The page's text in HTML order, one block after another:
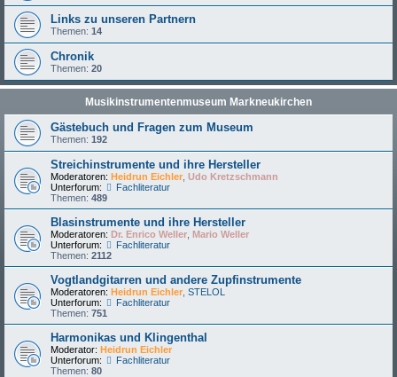
Links zu unseren Partnern
Themen: 14
Chronik
Themen: 20
Musikinstrumentenmuseum Markneukirchen
Gästebuch und Fragen zum Museum
Themen: 192
Streichinstrumente und ihre Hersteller
Moderatoren: Heidrun Eichler Udo Kretzschmann
Unterforum:
Fachliteratur
Themen: 489
Blasinstrumente und ihre Hersteller
Moderatoren: Dr. Enrico Weller Mario Weller
Unterforum:
Fachliteratur
Themen: 2112
Vogtlandgitarren und andere Zupfinstrumente
Moderatoren: Heidrun Eichler STELOL
Unterforum:
Fachliteratur
Themen: 751
Harmonikas und Klingenthal
Moderator: Heidrun Eichler
Unterforum:
Fachliteratur
Themen: 80